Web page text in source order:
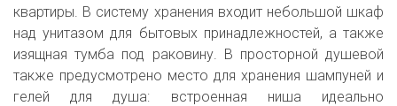
квартиры. В систему хранения входит небольшой шкаф
над унитазом для бытовых принадлежностей, а также
изящная тумба под раковину. В просторной душевой
также предусмотрено место для хранения шампуней и
гелей для душа: встроенная ниша идеально